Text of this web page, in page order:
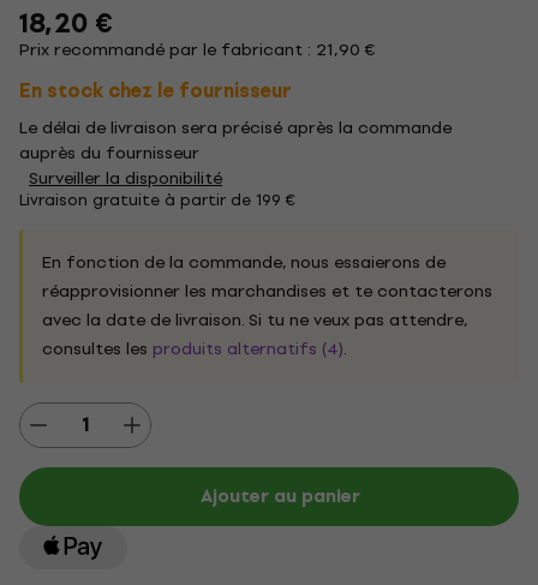
18,20 €
Prix recommandé par le fabricant : 21,90 €
En stock chez le fournisseur
Le délai de livraison sera précisé après la commande
auprès du fournisseur
Surveiller la disponibilité
Livraison gratuite à partir de 199 €
En fonction de la commande, nous essaierons de
réapprovisionner les marchandises et te contacterons
avec la date de livraison. Si tu ne veux pas attendre,
consultes les produits alternatifs (4).
Ajouter au panier